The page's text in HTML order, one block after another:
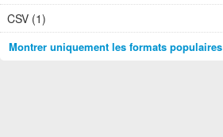
CSV (1)
Montrer uniquement les formats populaires